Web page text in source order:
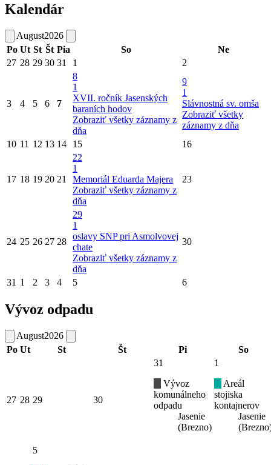
Kalendár
August2026
Po Ut St Št Pia So
Ne
27 28 29 30 31 1 2
3 4 5 6 7
8
1
XVII. ročník Jasenských
baraních hodov
Zobraziť všetky záznamy z
dňa
9
1
Slávnostná sv. omša
Zobraziť všetky
záznamy z dňa
10 11 12 13 14 15 16
17 18 19 20 21
22
1
Memoriál Eduarda Majera
Zobraziť všetky záznamy z
dňa
23
24 25 26 27 28
29
1
oslavy SNP pri Asmolvovej
chate
Zobraziť všetky záznamy z
dňa
30
31 1 2 3 4 5 6
Vývoz odpadu
August2026
Po Ut St Št Pi So
27 28 29 30
31
Vývoz
komunálneho
odpadu
Jasenie
(Brezno)
1
Areál
stojiska
kontajnerov
Jasenie
5